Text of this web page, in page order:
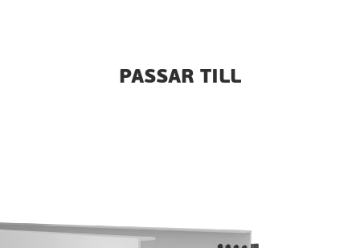
PASSAR TILL